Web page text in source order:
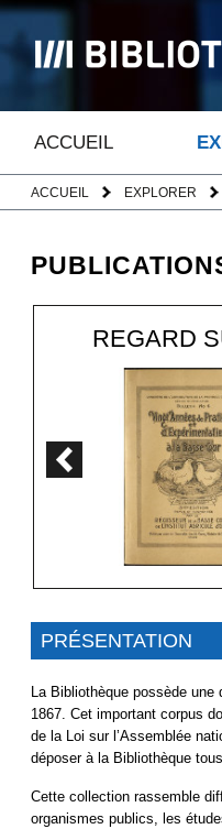
ACCUEIL
ACCUEIL EXPLORER
REGARD
Page précédente
PRÉSENTATION
La Bibliothèque possède
1867. Cet important corpus
de la Loi sur l’Assemblée
déposer à la Bibliothèque
Cette collection rassemble
organismes publics, les